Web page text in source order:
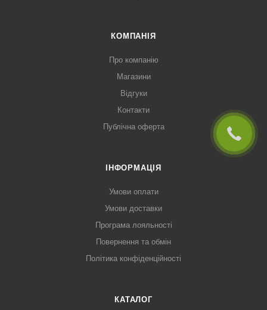
КОМПАНІЯ
Про компанію
Магазини
Відгуки
Контакти
Публічна оферта
ІНФОРМАЦІЯ
Умови оплати
Умови доставки
Програма лояльності
Повернення та обмін
Політика конфіденційності
КАТАЛОГ